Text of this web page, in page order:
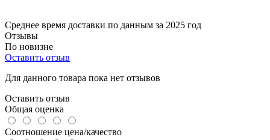
Среднее время доставки по данным за 2025 год
Отзывы
По новизне
Оставить отзыв
Для данного товара пока нет отзывов
Оставить отзыв
Общая оценка
Соотношение цена/качество